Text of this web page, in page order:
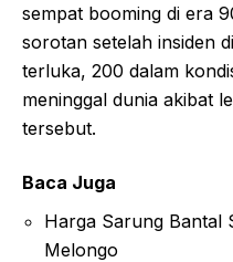
sempat booming di era
sorotan setelah insiden
terluka, 200 dalam
meninggal dunia akibat
tersebut.
Baca Juga
Harga Sarung Bantal
Melongo